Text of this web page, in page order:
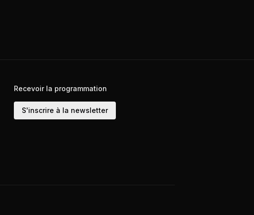
Recevoir la programmation
S'inscrire à la newsletter